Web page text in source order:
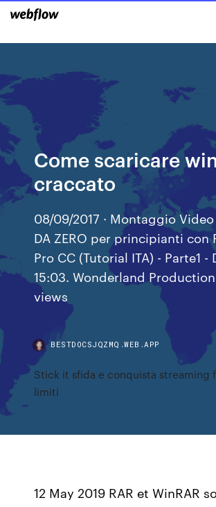
Come scaricare
craccato
08/09/2017 · Montaggio
DA ZERO per principianti con
Pro CC (Tutorial ITA) - Parte1 -
15:03. Wonderland
views
BESTDOCSJQZMQ.WEB.APP
Stick it sfida e conquista streaming
limiti
12 May 2019 RAR et WinRAR